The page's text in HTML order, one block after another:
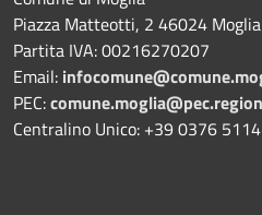
Piazza Matteotti, 2 46024
Partita IVA: 00216270207
Email:
PEC:
Centralino Unico: +39 0376